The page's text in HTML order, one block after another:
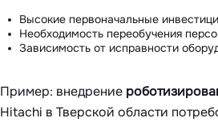
Высокие первоначальные
Необходимость переобучения
Зависимость от исправности
Пример: внедрение
Hitachi в Тверской области